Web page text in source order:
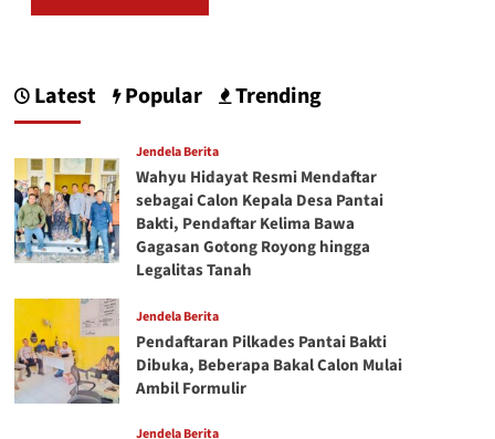
Latest Popular Trending
Jendela Berita
Wahyu Hidayat Resmi Mendaftar
sebagai Calon Kepala Desa Pantai
Bakti, Pendaftar Kelima Bawa
Gagasan Gotong Royong hingga
Legalitas Tanah
Jendela Berita
Pendaftaran Pilkades Pantai Bakti
Dibuka, Beberapa Bakal Calon Mulai
Ambil Formulir
Jendela Berita